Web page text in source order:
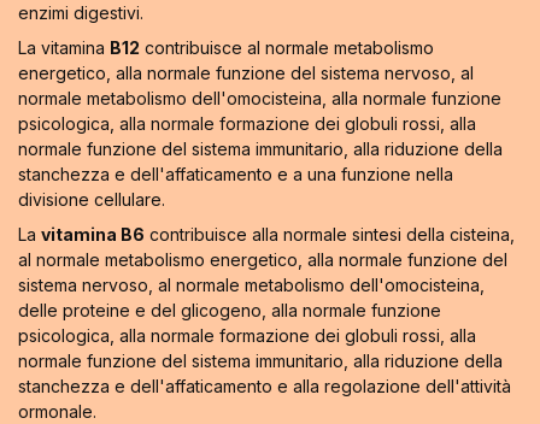
enzimi digestivi.
La vitamina B12 contribuisce al normale metabolismo
energetico, alla normale funzione del sistema nervoso, al
normale metabolismo dell'omocisteina, alla normale funzione
psicologica, alla normale formazione dei globuli rossi, alla
normale funzione del sistema immunitario, alla riduzione della
stanchezza e dell'affaticamento e a una funzione nella
divisione cellulare.
La vitamina B6 contribuisce alla normale sintesi della cisteina,
al normale metabolismo energetico, alla normale funzione del
sistema nervoso, al normale metabolismo dell'omocisteina,
delle proteine e del glicogeno, alla normale funzione
psicologica, alla normale formazione dei globuli rossi, alla
normale funzione del sistema immunitario, alla riduzione della
stanchezza e dell'affaticamento e alla regolazione dell'attività
ormonale.